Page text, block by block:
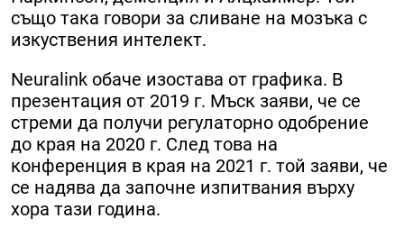
също така говори за сливане на мозъка с
изкуствения интелект.
Neuralink обаче изостава от графика. В
презентация от 2019 г. Мъск заяви, че се
стреми да получи регулаторно одобрение
до края на 2020 г. След това на
конференция в края на 2021 г. той заяви, че
се надява да започне изпитвания върху
хора тази година.